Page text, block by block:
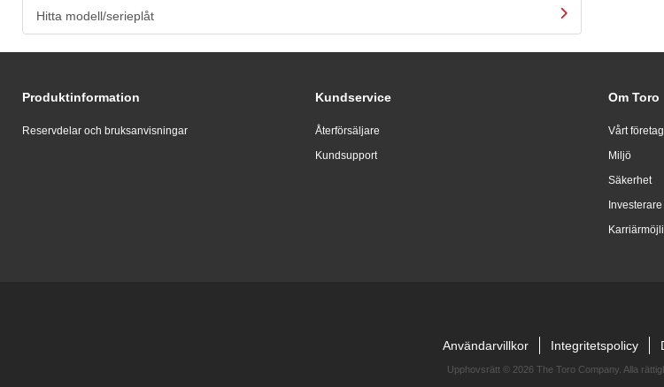
Hitta modell/serieplåt
Produktinformation
Reservdelar och bruksanvisningar
Kundservice
Återförsäljare
Kundsupport
Om Toro
Vårt företag
Miljö
Säkerhet
Investerare
Användarvillkor Integritetspolicy
Upphovsrätt © 2026 The Toro Company. Alla